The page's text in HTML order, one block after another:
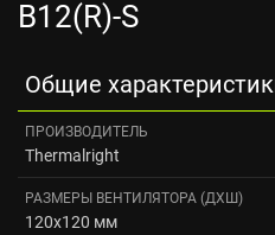
B12(R)-S
Общие
ПРОИЗВОДИТЕЛЬ
Thermalright
РАЗМЕРЫ ВЕНТИЛЯТОРА (ДXШ)
120x120 мм